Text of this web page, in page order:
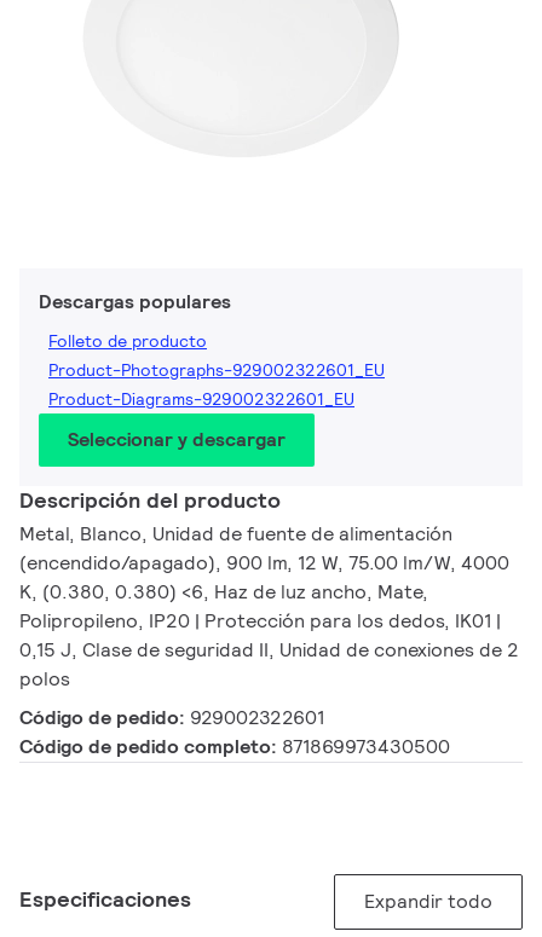
Descargas populares
Folleto de producto
Product-Photographs-929002322601_EU
Product-Diagrams-929002322601_EU
Seleccionar y descargar
Descripción del producto
Metal, Blanco, Unidad de fuente de alimentación
(encendido/apagado), 900 lm, 12 W, 75.00 lm/W, 4000
K, (0.380, 0.380) <6, Haz de luz ancho, Mate,
Polipropileno, IP20 | Protección para los dedos, IK01 |
0,15 J, Clase de seguridad II, Unidad de conexiones de 2
polos
Código de pedido: 929002322601
Código de pedido completo: 871869973430500
Especificaciones Expandir todo